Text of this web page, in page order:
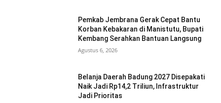
Pemkab Jembrana Gerak Cepat Bantu
Korban Kebakaran di Manistutu, Bupati
Kembang Serahkan Bantuan Langsung
Agustus 6, 2026
Belanja Daerah Badung 2027 Disepakati
Naik Jadi Rp14,2 Triliun, Infrastruktur
Jadi Prioritas